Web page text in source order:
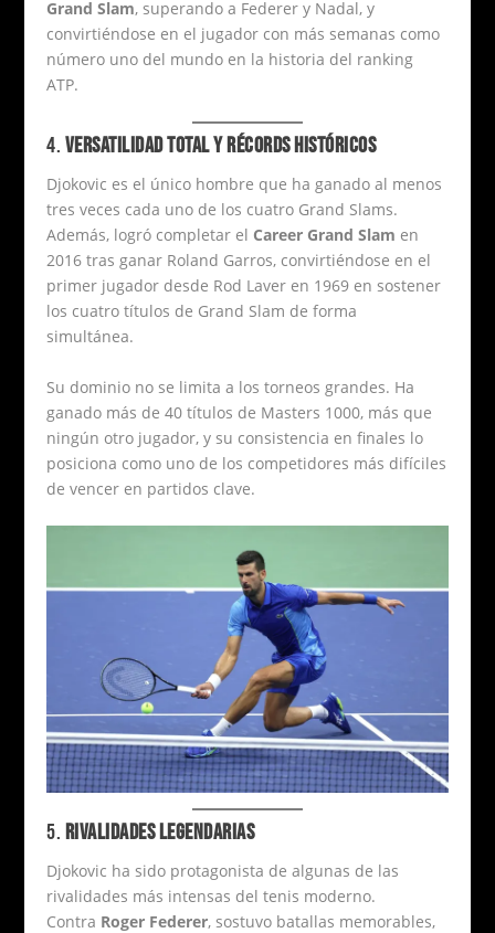
Grand Slam, superando a Federer y Nadal, y
convirtiéndose en el jugador con más semanas como
número uno del mundo en la historia del ranking
ATP.
4. VERSATILIDAD TOTAL Y RÉCORDS HISTÓRICOS
Djokovic es el único hombre que ha ganado al menos
tres veces cada uno de los cuatro Grand Slams.
Además, logró completar el Career Grand Slam en
2016 tras ganar Roland Garros, convirtiéndose en el
primer jugador desde Rod Laver en 1969 en sostener
los cuatro títulos de Grand Slam de forma
simultánea.
Su dominio no se limita a los torneos grandes. Ha
ganado más de 40 títulos de Masters 1000, más que
ningún otro jugador, y su consistencia en finales lo
posiciona como uno de los competidores más difíciles
de vencer en partidos clave.
5. RIVALIDADES LEGENDARIAS
Djokovic ha sido protagonista de algunas de las
rivalidades más intensas del tenis moderno.
Contra Roger Federer, sostuvo batallas memorables,